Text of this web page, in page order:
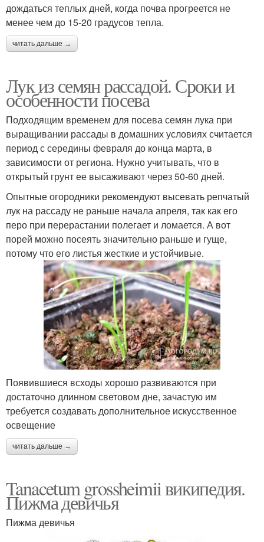
дождаться теплых дней, когда почва прогреется не
менее чем до 15-20 градусов тепла.
читать дальше →
Лук из семян рассадой. Сроки и
особенности посева
Подходящим временем для посева семян лука при
выращивании рассады в домашних условиях считается
период с середины февраля до конца марта, в
зависимости от региона. Нужно учитывать, что в
открытый грунт ее высаживают через 50-60 дней.
Опытные огородники рекомендуют высевать репчатый
лук на рассаду не раньше начала апреля, так как его
перо при перерастании полегает и ломается. А вот
порей можно посеять значительно раньше и гуще,
потому что его листья жесткие и устойчивые.
Появившиеся всходы хорошо развиваются при
достаточно длинном световом дне, зачастую им
требуется создавать дополнительное искусственное
освещение
читать дальше →
Tanacetum grossheimii википедия.
Пижма девичья
Пижма девичья